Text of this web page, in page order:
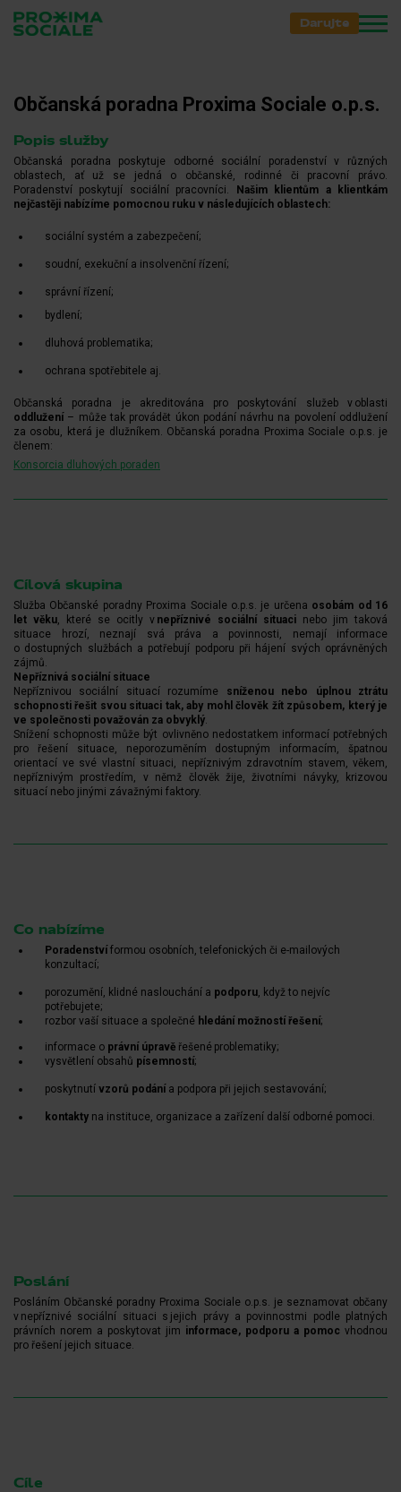
Darujte
Občanská poradna Proxima Sociale o.p.s.
Popis služby
Občanská poradna poskytuje odborné sociální poradenství v různých
oblastech, ať už se jedná o občanské, rodinné či pracovní právo.
Poradenství poskytují sociální pracovníci.
Našim klientům a klientkám
nejčastěji nabízíme pomocnou ruku v následujících oblastech:
sociální systém a zabezpečení;
soudní, exekuční a insolvenční řízení;
správní řízení;
bydlení;
dluhová problematika;
ochrana spotřebitele aj.
Občanská poradna je akreditována pro poskytování služeb v oblasti
oddlužení – může tak provádět úkon podání návrhu na povolení oddlužení
za osobu, která je dlužníkem. Občanská poradna Proxima Sociale o.p.s. je
členem:
Konsorcia dluhových poraden
Cílová skupina
Služba Občanské poradny Proxima Sociale o.p.s. je určena osobám od 16
let věku, které se ocitly v nepříznivé sociální situaci nebo jim taková
situace hrozí, neznají svá práva a povinnosti, nemají informace
o dostupných službách a potřebují podporu při hájení svých oprávněných
zájmů.
Nepříznivá sociální situace
Nepříznivou sociální situací rozumíme sníženou nebo úplnou ztrátu
schopnosti řešit svou situaci tak, aby mohl člověk žít způsobem, který je
ve společnosti považován za obvyklý.
Snížení schopnosti může být ovlivněno nedostatkem informací potřebných
pro řešení situace, neporozuměním dostupným informacím, špatnou
orientací ve své vlastní situaci, nepříznivým zdravotním stavem, věkem,
nepříznivým prostředím, v němž člověk žije, životními návyky, krizovou
situací nebo jinými závažnými faktory.
Co nabízíme
Poradenství formou osobních, telefonických či e-mailových
konzultací;
porozumění, klidné naslouchání a podporu, když to nejvíc
potřebujete;
rozbor vaší situace a společné hledání možností řešení;
informace o právní úpravě řešené problematiky;
vysvětlení obsahů písemností;
poskytnutí vzorů podání a podpora při jejich sestavování;
kontakty na instituce, organizace a zařízení další odborné pomoci.
Poslání
Posláním Občanské poradny Proxima Sociale o.p.s. je seznamovat občany
v nepříznivé sociální situaci s jejich právy a povinnostmi podle platných
právních norem a poskytovat jim informace, podporu a pomoc vhodnou
pro řešení jejich situace.
Cíle